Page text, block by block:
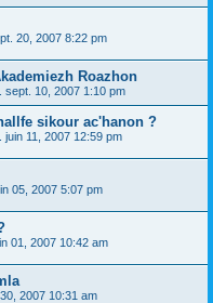
20, 2007 8:22 pm
Roazhon
sept. 10, 2007 1:10 pm
sikour ac'hanon ?
juin 11, 2007 12:59 pm
05, 2007 5:07 pm
01, 2007 10:42 am
2007 10:31 am